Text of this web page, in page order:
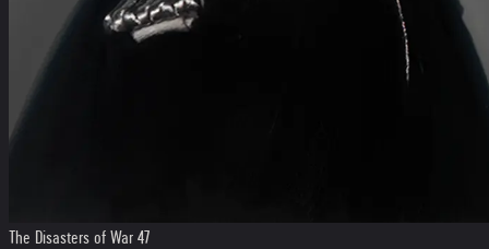
The Disasters of War 47